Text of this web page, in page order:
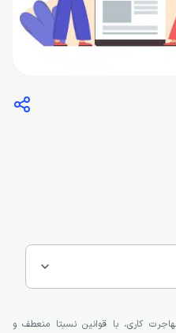
کاری، با قوانین نسبتا منعطف و